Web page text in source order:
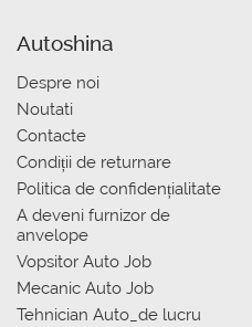
Autoshina
Despre noi
Noutati
Contacte
Condiții de returnare
Politica de confidențialitate
A deveni furnizor de
anvelope
Vopsitor Auto Job
Mecanic Auto Job
Tehnician Auto_de lucru